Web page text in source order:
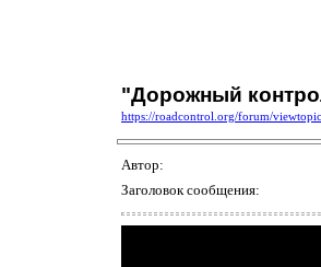
"Дорожный
https://roadcontrol.org/forum/
Автор:
Заголовок сообщения: